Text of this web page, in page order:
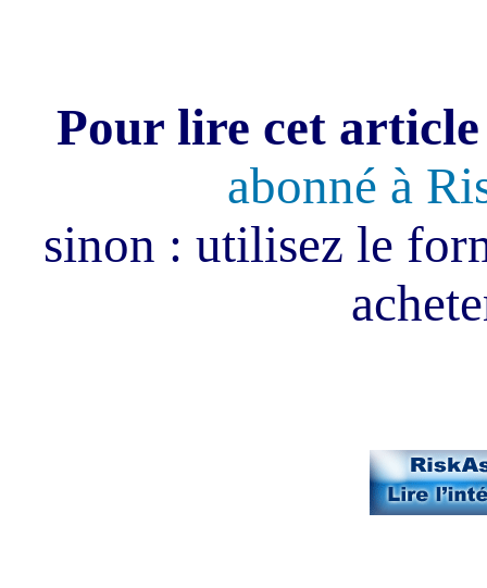
Pour lire cet
abonné à
sinon : utilisez le